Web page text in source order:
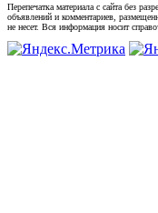
Перепечатка материала с сайта без
объявлений и комментариев,
не несет. Вся информация носит